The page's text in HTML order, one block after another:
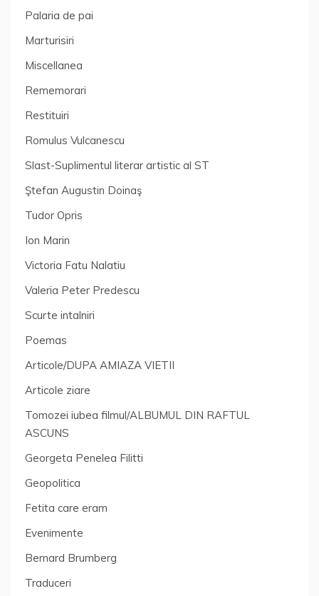
Palaria de pai
Marturisiri
Miscellanea
Rememorari
Restituiri
Romulus Vulcanescu
Slast-Suplimentul literar artistic al ST
Ştefan Augustin Doinaş
Tudor Opris
Ion Marin
Victoria Fatu Nalatiu
Valeria Peter Predescu
Scurte intalniri
Poemas
Articole/DUPA AMIAZA VIETII
Articole ziare
Tomozei iubea filmul/ALBUMUL DIN RAFTUL
ASCUNS
Georgeta Penelea Filitti
Geopolitica
Fetita care eram
Evenimente
Bernard Brumberg
Traduceri